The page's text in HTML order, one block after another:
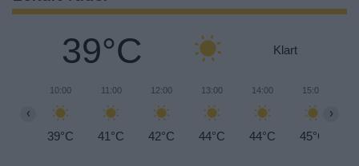
39°C Klart
10:00
39°C
11:00
41°C
12:00
42°C
13:00
44°C
14:00
44°C
15:00
45°C
‹ ›